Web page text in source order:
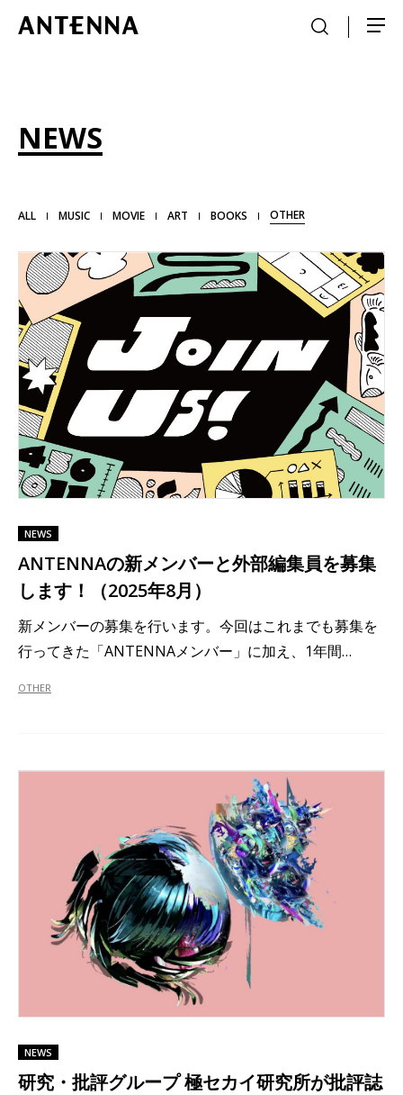
NEWS
ALL MUSIC MOVIE ART BOOKS OTHER
NEWS
ANTENNAの新メンバーと外部編集員を募集
します！（2025年8月）
新メンバーの募集を行います。今回はこれまでも募集を
行ってきた「ANTENNAメンバー」に加え、1年間…
OTHER
NEWS
研究・批評グループ 極セカイ研究所が批評誌